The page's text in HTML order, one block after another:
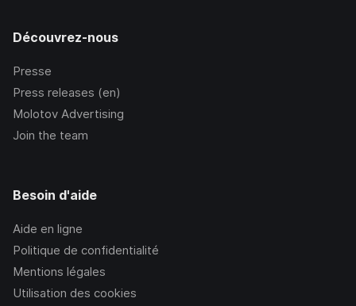
Découvrez-nous
Presse
Press releases (en)
Molotov Advertising
Join the team
Besoin d'aide
Aide en ligne
Politique de confidentialité
Mentions légales
Utilisation des cookies